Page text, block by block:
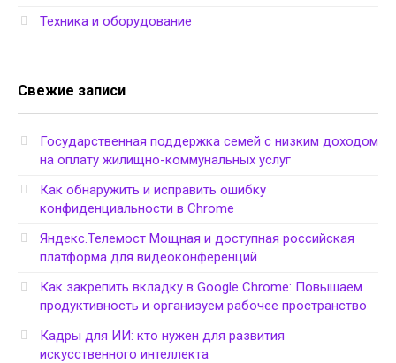
Техника и оборудование
Свежие записи
Государственная поддержка семей с низким доходом
на оплату жилищно-коммунальных услуг
Как обнаружить и исправить ошибку
конфиденциальности в Chrome
Яндекс.Телемост Мощная и доступная российская
платформа для видеоконференций
Как закрепить вкладку в Google Chrome: Повышаем
продуктивность и организуем рабочее пространство
Кадры для ИИ: кто нужен для развития
искусственного интеллекта